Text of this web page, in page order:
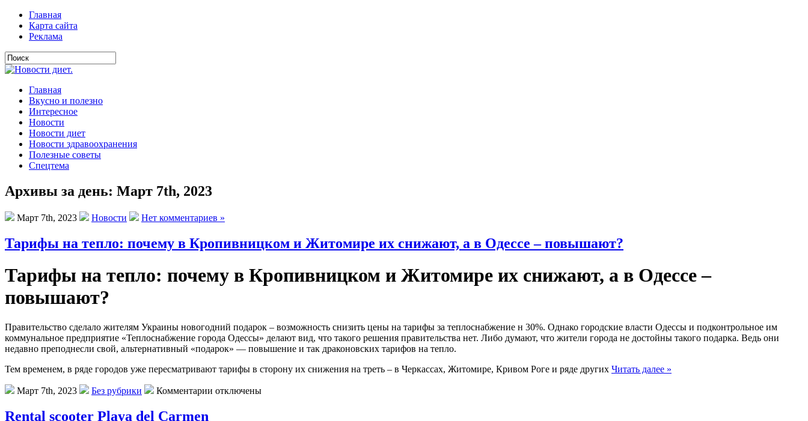
Главная
Карта сайта
Реклама
Главная
Вкусно и полезно
Интересное
Новости
Новости диет
Новости здравоохранения
Полезные советы
Спецтема
Архивы за день: Март 7th, 2023
Март 7th, 2023 Новости Нет комментариев »
Тарифы на тепло: почему в Кропивницком и Житомире их снижают, а в Одессе – повышают?
Тарифы на тепло: почему в Кропивницком и Житомире их снижают, а в Одессе –
повышают?
Правительство сделало жителям Украины новогодний подарок – возможность снизить цены на тарифы за теплоснабжение н 30%. Однако городские власти Одессы и подконтрольное им
коммунальное предприятие «Теплоснабжение города Одессы» делают вид, что такого решения правительства нет. Либо думают, что жители города не достойны такого подарка. Ведь они
недавно преподнесли свой, альтернативный «подарок» — повышение и так драконовских тарифов на тепло.
Тем временем, в ряде городов уже пересматривают тарифы в сторону их снижения на треть – в Черкассах, Житомире, Кривом Роге и ряде других Читать далее »
Март 7th, 2023 Без рубрики Комментарии отключены
Rental scooter Playa del Carmen